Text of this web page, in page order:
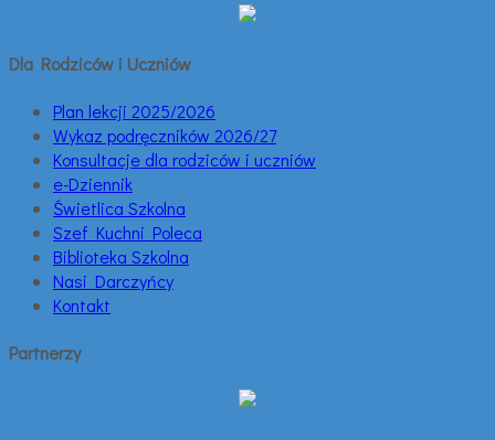
Dla Rodziców i Uczniów
Plan lekcji 2025/2026
Wykaz podręczników 2026/27
Konsultacje dla rodziców i uczniów
e-Dziennik
Świetlica Szkolna
Szef Kuchni Poleca
Biblioteka Szkolna
Nasi Darczyńcy
Kontakt
Partnerzy